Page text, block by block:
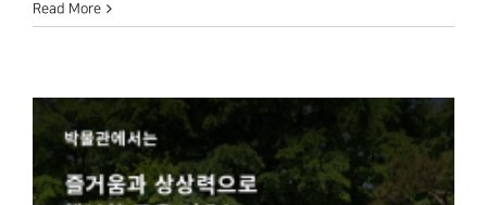
Read More